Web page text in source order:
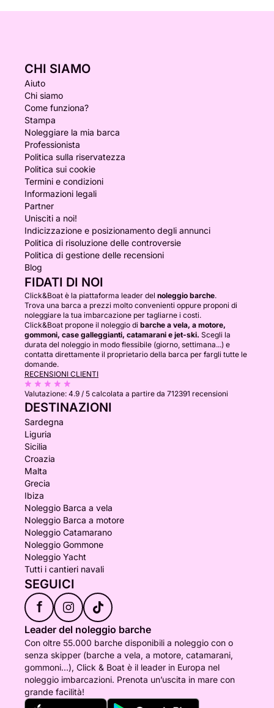
CHI SIAMO
Aiuto
Chi siamo
Come funziona?
Stampa
Noleggiare la mia barca
Professionista
Politica sulla riservatezza
Politica sui cookie
Termini e condizioni
Informazioni legali
Partner
Unisciti a noi!
Indicizzazione e posizionamento degli annunci
Politica di risoluzione delle controversie
Politica di gestione delle recensioni
Blog
FIDATI DI NOI
Click&Boat è la piattaforma leader del noleggio barche.
Trova una barca a prezzi molto convenienti oppure proponi di
noleggiare la tua imbarcazione per tagliarne i costi.
Click&Boat propone il noleggio di barche a vela, a motore,
gommoni, case galleggianti, catamarani e jet-ski. Scegli la
durata del noleggio in modo flessibile (giorno, settimana...) e
contatta direttamente il proprietario della barca per fargli tutte le
domande.
RECENSIONI CLIENTI
Valutazione: 4.9 / 5 calcolata a partire da 712391 recensioni
DESTINAZIONI
Sardegna
Liguria
Sicilia
Croazia
Malta
Grecia
Ibiza
Noleggio Barca a vela
Noleggio Barca a motore
Noleggio Catamarano
Noleggio Gommone
Noleggio Yacht
Tutti i cantieri navali
SEGUICI
f
Leader del noleggio barche
Con oltre 55.000 barche disponibili a noleggio con o
senza skipper (barche a vela, a motore, catamarani,
gommoni...), Click & Boat è il leader in Europa nel
noleggio imbarcazioni. Prenota un’uscita in mare con
grande facilità!